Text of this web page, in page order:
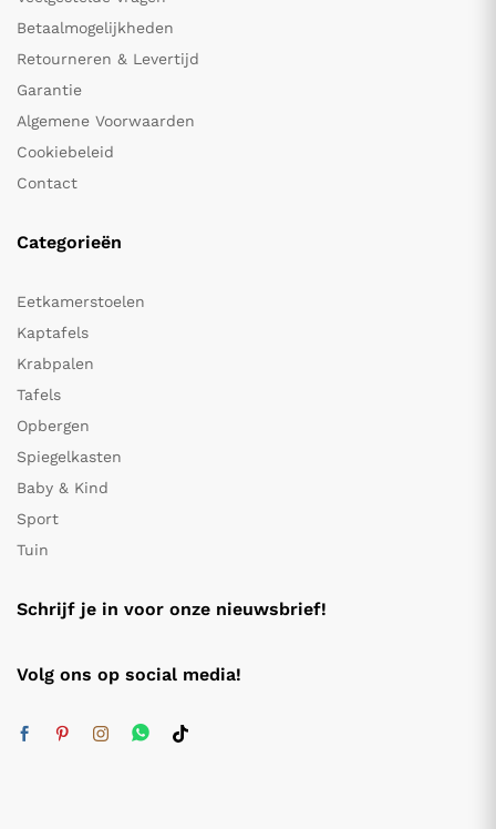
Betaalmogelijkheden
Retourneren & Levertijd
Garantie
Algemene Voorwaarden
Cookiebeleid
Contact
Categorieën
Eetkamerstoelen
Kaptafels
Krabpalen
Tafels
Opbergen
Spiegelkasten
Baby & Kind
Sport
Tuin
Schrijf je in voor onze nieuwsbrief!
Volg ons op social media!